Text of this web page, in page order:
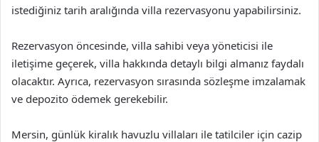
istediğiniz tarih aralığında villa rezervasyonu yapabilirsiniz.
Rezervasyon öncesinde, villa sahibi veya yöneticisi ile
iletişime geçerek, villa hakkında detaylı bilgi almanız faydalı
olacaktır. Ayrıca, rezervasyon sırasında sözleşme imzalamak
ve depozito ödemek gerekebilir.
Mersin, günlük kiralık havuzlu villaları ile tatilciler için cazip